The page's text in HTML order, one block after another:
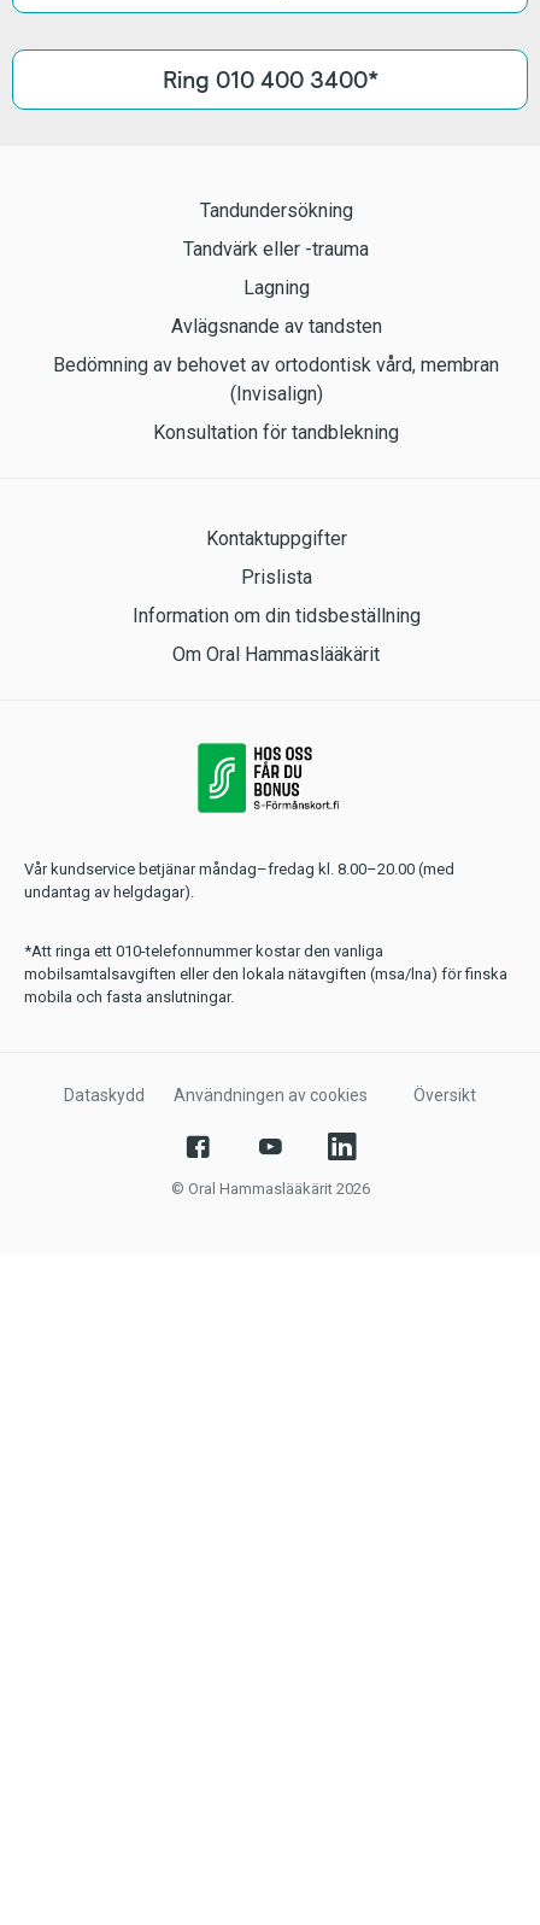
Ring 010 400 3400*
Tandundersökning
Tandvärk eller -trauma
Lagning
Avlägsnande av tandsten
Bedömning av behovet av ortodontisk vård, membran
(Invisalign)
Konsultation för tandblekning
Kontaktuppgifter
Prislista
Information om din tidsbeställning
Om Oral Hammaslääkärit
Vår kundservice betjänar måndag–fredag kl. 8.00–20.00 (med
undantag av helgdagar).
*Att ringa ett 010-telefonnummer kostar den vanliga
mobilsamtalsavgiften eller den lokala nätavgiften (msa/lna) för finska
mobila och fasta anslutningar.
Dataskydd Användningen av cookies Översikt
© Oral Hammaslääkärit 2026